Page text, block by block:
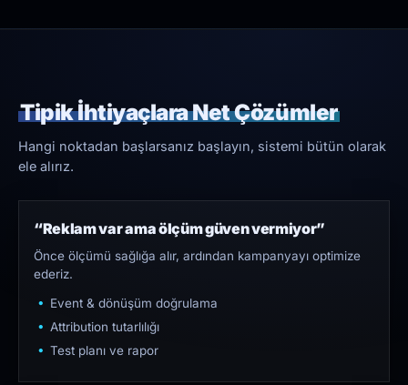
Tipik İhtiyaçlara Net Çözümler
Hangi noktadan başlarsanız başlayın, sistemi bütün olarak
ele alırız.
“Reklam var ama ölçüm güven vermiyor”
Önce ölçümü sağlığa alır, ardından kampanyayı optimize
ederiz.
Event & dönüşüm doğrulama
Attribution tutarlılığı
Test planı ve rapor